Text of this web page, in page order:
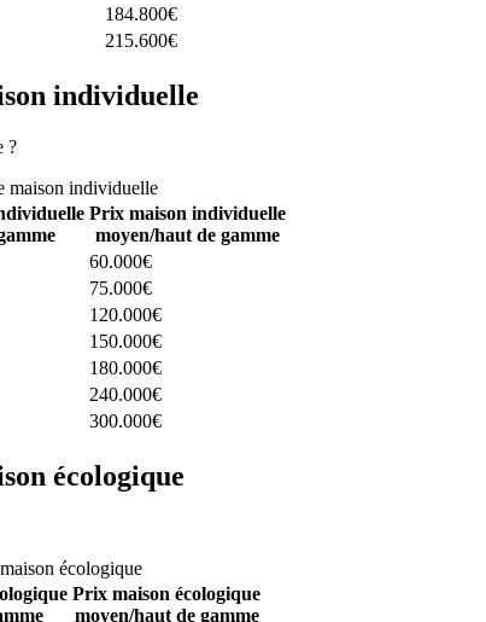
184.800€
215.600€
individuelle
?
maison individuelle
Prix maison individuelle
moyen/haut de gamme
60.000€
75.000€
120.000€
150.000€
180.000€
240.000€
300.000€
écologique
écologique
Prix maison écologique
moyen/haut de gamme